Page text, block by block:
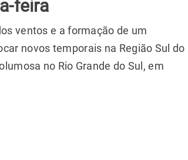
feira
ventos e a formação de um
novos temporais na Região Sul do
no Rio Grande do Sul, em